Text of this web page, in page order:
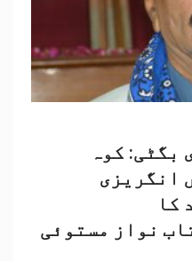
بگٹی: کوہ
انگریزی
کا
نواز مستوئی